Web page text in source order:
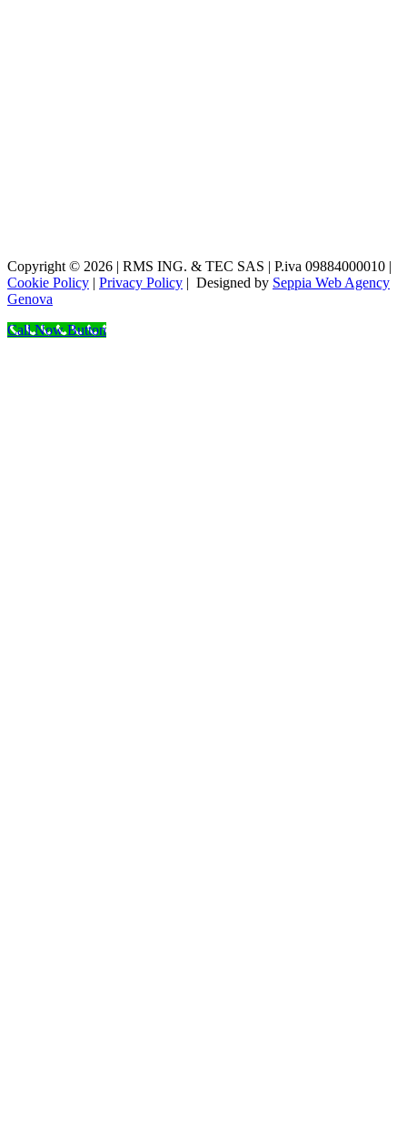
Copyright © 2026 | RMS ING. & TEC SAS | P.iva 09884000010 |
Cookie Policy | Privacy Policy | Designed by Seppia Web Agency
Genova
Call Now Button